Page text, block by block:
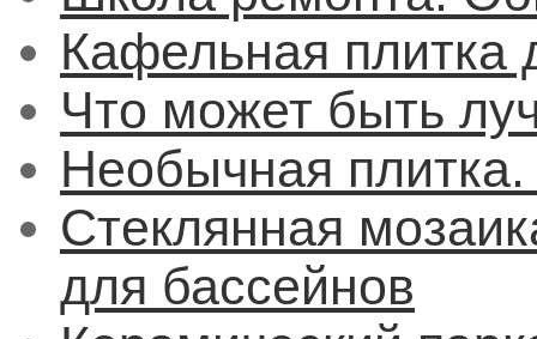
Кафельная плитка
Что может быть
Необычная
Стеклянная
для бассейнов